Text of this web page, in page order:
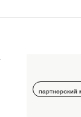
партнерский